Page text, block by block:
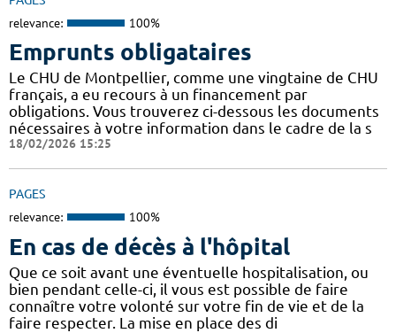
relevance: 100%
Emprunts obligataires
Le CHU de Montpellier, comme une vingtaine de CHU
français, a eu recours à un financement par
obligations. Vous trouverez ci-dessous les documents
nécessaires à votre information dans le cadre de la s
18/02/2026 15:25
PAGES
relevance: 100%
En cas de décès à l'hôpital
Que ce soit avant une éventuelle hospitalisation, ou
bien pendant celle-ci, il vous est possible de faire
connaître votre volonté sur votre fin de vie et de la
faire respecter. La mise en place des di